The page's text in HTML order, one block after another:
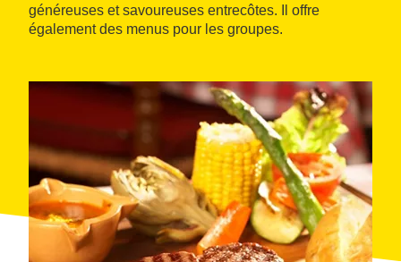
généreuses et savoureuses entrecôtes. Il offre
également des menus pour les groupes.